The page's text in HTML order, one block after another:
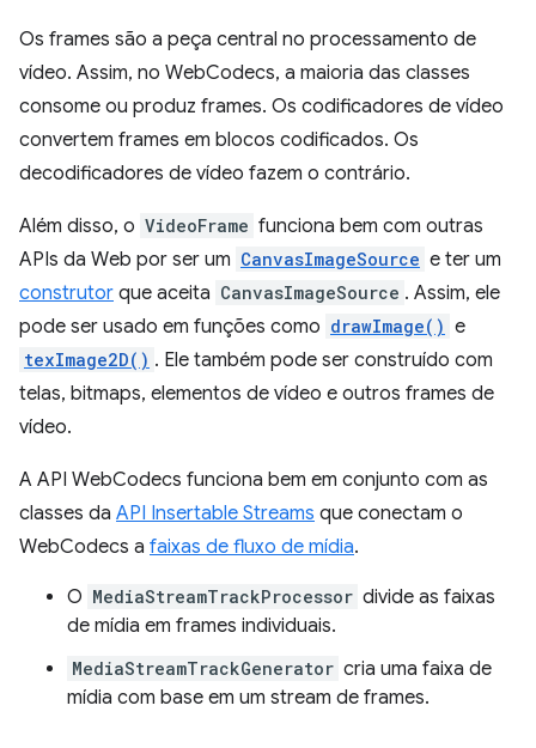
Os frames são a peça central no processamento de
vídeo. Assim, no WebCodecs, a maioria das classes
consome ou produz frames. Os codificadores de vídeo
convertem frames em blocos codificados. Os
decodificadores de vídeo fazem o contrário.
Além disso, o VideoFrame funciona bem com outras
APIs da Web por ser um CanvasImageSource e ter um
construtor que aceita CanvasImageSource . Assim, ele
pode ser usado em funções como drawImage() e
texImage2D() . Ele também pode ser construído com
telas, bitmaps, elementos de vídeo e outros frames de
vídeo.
A API WebCodecs funciona bem em conjunto com as
classes da API Insertable Streams que conectam o
WebCodecs a faixas de fluxo de mídia.
O MediaStreamTrackProcessor divide as faixas
de mídia em frames individuais.
MediaStreamTrackGenerator cria uma faixa de
mídia com base em um stream de frames.